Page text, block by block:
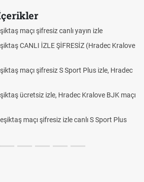
maçı şifresiz canlı yayın izle
CANLI İZLE ŞİFRESİZ (Hradec Kralove
maçı şifresiz S Sport Plus izle, Hradec
ücretsiz izle, Hradec Kralove BJK maçı
maçı şifresiz izle canlı S Sport Plus